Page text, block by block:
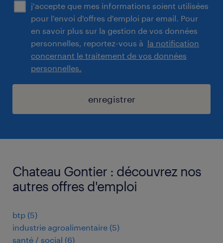
j'accepte que mes informations soient utilisées
pour l'envoi d'offres d'emploi par email. Pour
en savoir plus sur la gestion de vos données
personnelles, reportez-vous à la notification
concernant le traitement de vos données
personnelles.
enregistrer
Chateau Gontier : découvrez nos
autres offres d'emploi
btp (5)
industrie agroalimentaire (5)
santé / social (6)